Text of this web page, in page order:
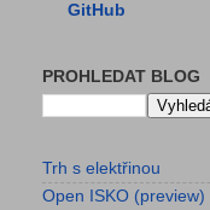
GitHub
PROHLEDAT BLOG
Trh s elektřinou
Open ISKO (preview)